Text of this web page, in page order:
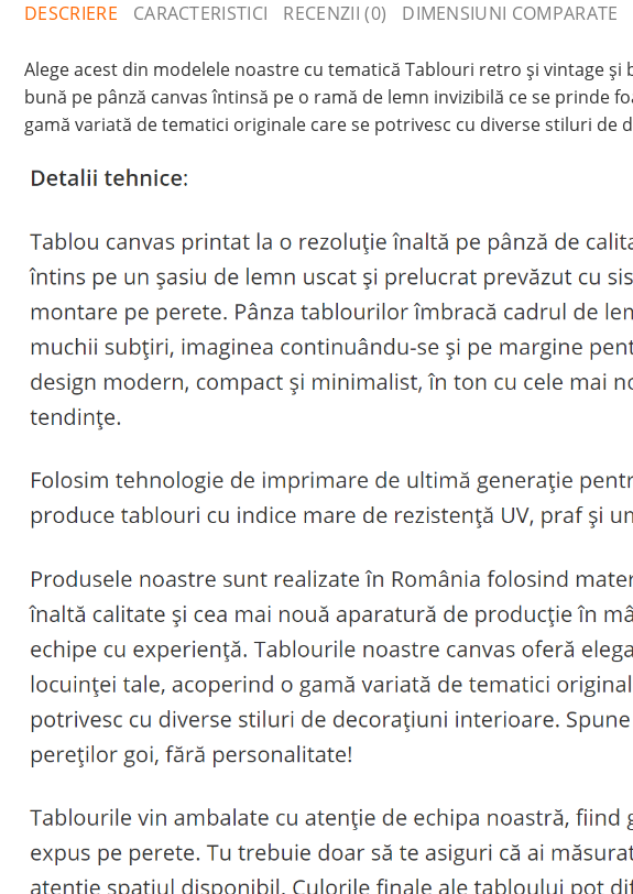
DESCRIERE CARACTERISTICI RECENZII (0) DIMENSIUNI COMPARATE
Alege acest din modelele noastre cu tematică Tablouri retro și vintage și
bună pe pânză canvas întinsă pe o ramă de lemn invizibilă ce se
gamă variată de tematici originale care se potrivesc cu diverse stiluri